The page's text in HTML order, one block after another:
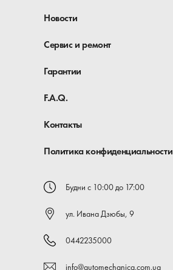
Новости
Сервис и ремонт
Гарантии
F.A.Q.
Контакты
Политика конфиденциальности
Будни с 10:00 до 17:00
ул. Ивана Дзюбы, 9
0442235000
info@automechanica.com.ua